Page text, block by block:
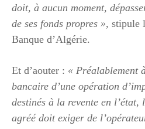
doit, à aucun moment,
de ses fonds propres », stipule
Banque d’Algérie.
Et d’aouter : « Préalablement
bancaire d’une opération
destinés à la revente en
agréé doit exiger de